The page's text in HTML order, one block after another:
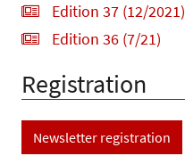
Edition 37 (12/2021)
Edition 36 (7/21)
Registration
Newsletter registration